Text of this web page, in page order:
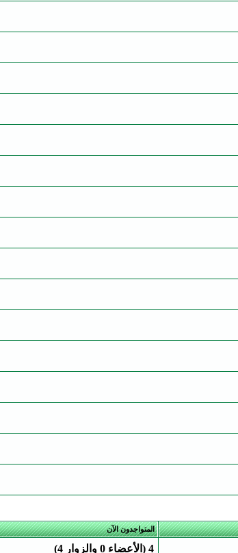
المتواجدون الآن
4 (الأعضاء 0 والزوار 4)